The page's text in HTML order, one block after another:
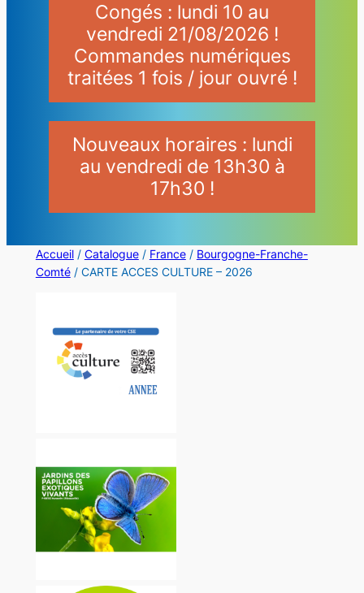
Congés : lundi 10 au
vendredi 21/08/2026 !
Commandes numériques
traitées 1 fois / jour ouvré !
Nouveaux horaires : lundi
au vendredi de 13h30 à
17h30 !
Accueil/ Catalogue/ France/ Bourgogne-Franche-
Comté/ CARTE ACCES CULTURE – 2026